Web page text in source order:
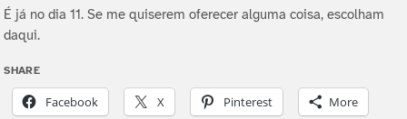
É já no dia 11. Se me quiserem oferecer alguma coisa, escolham
daqui.
SHARE
Facebook X Pinterest More